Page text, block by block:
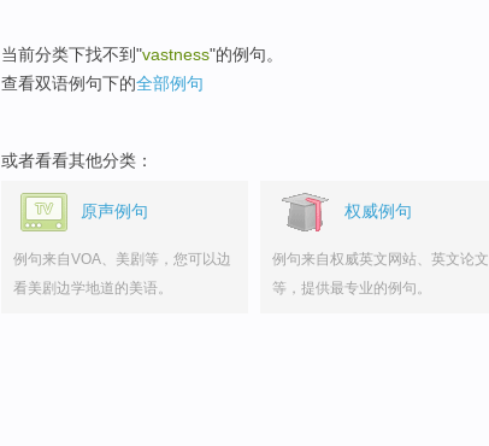
当前分类下找不到"vastness"的例句。
查看双语例句下的全部例句
或者看看其他分类：
原声例句
例句来自VOA、美剧等，您可以边
看美剧边学地道的美语。
权威例句
例句来自权威英文网站、英文论文
等，提供最专业的例句。